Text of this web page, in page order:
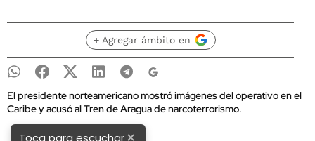
+ Agregar ámbito en
El presidente norteamericano mostró imágenes del operativo en el
Caribe y acusó al Tren de Aragua de narcoterrorismo.
Toca para escuchar